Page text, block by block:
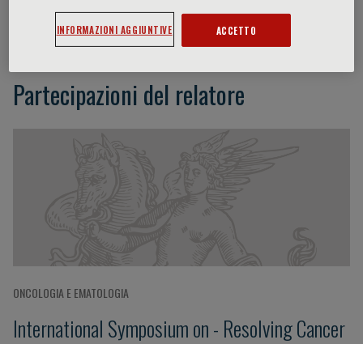
Anirban Maitra
Partecipazioni del relatore
ONCOLOGIA E EMATOLOGIA
International Symposium on - Resolving Cancer
INFORMAZIONI AGGIUNTIVE ACCETTO